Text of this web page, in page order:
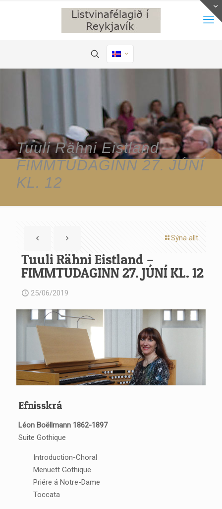
Tuuli Rähni Eistland –
FIMMTUDAGINN 27. JÚNÍ
KL. 12
Sýna allt
Tuuli Rähni Eistland –
FIMMTUDAGINN 27. JÚNÍ KL. 12
25/06/2019
Efnisskrá
Léon Boëllmann 1862-1897
Suite Gothique
Introduction-Choral
Menuett Gothique
Priére á Notre-Dame
Toccata